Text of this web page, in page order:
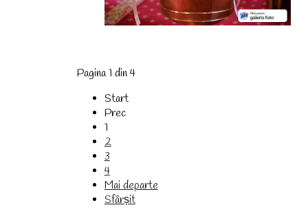
Pagina 1 din 4
Start
Prec
1
2
3
4
Mai departe
Sfârșit